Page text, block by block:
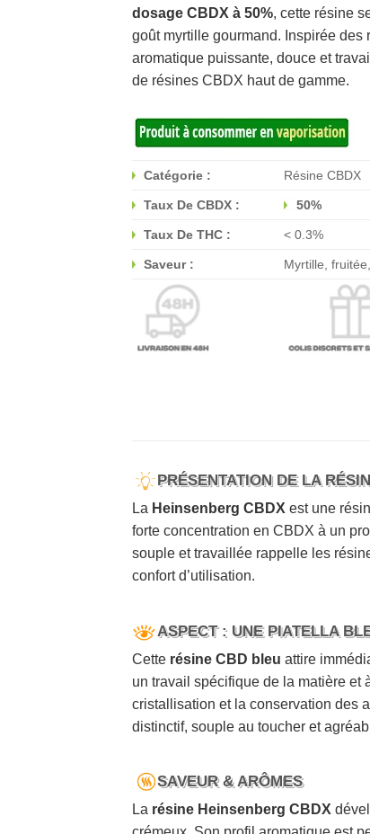
dosage CBDX à 50%, cette résine
goût myrtille gourmand. Inspirée
aromatique puissante, douce et
de résines CBDX haut de gamme.
Catégorie : Résine CBDX
Taux De CBDX : 50%
Taux De THC : < 0.3%
Saveur : Myrtille,
PRÉSENTATION DE LA
La Heinsenberg CBDX est une
forte concentration en CBDX à un
souple et travaillée rappelle les
confort d’utilisation.
ASPECT : UNE PIATELLA
Cette résine CBD bleu attire
un travail spécifique de la matière et
cristallisation et la conservation des
distinctif, souple au toucher et
SAVEUR & ARÔMES
La résine Heinsenberg CBDX